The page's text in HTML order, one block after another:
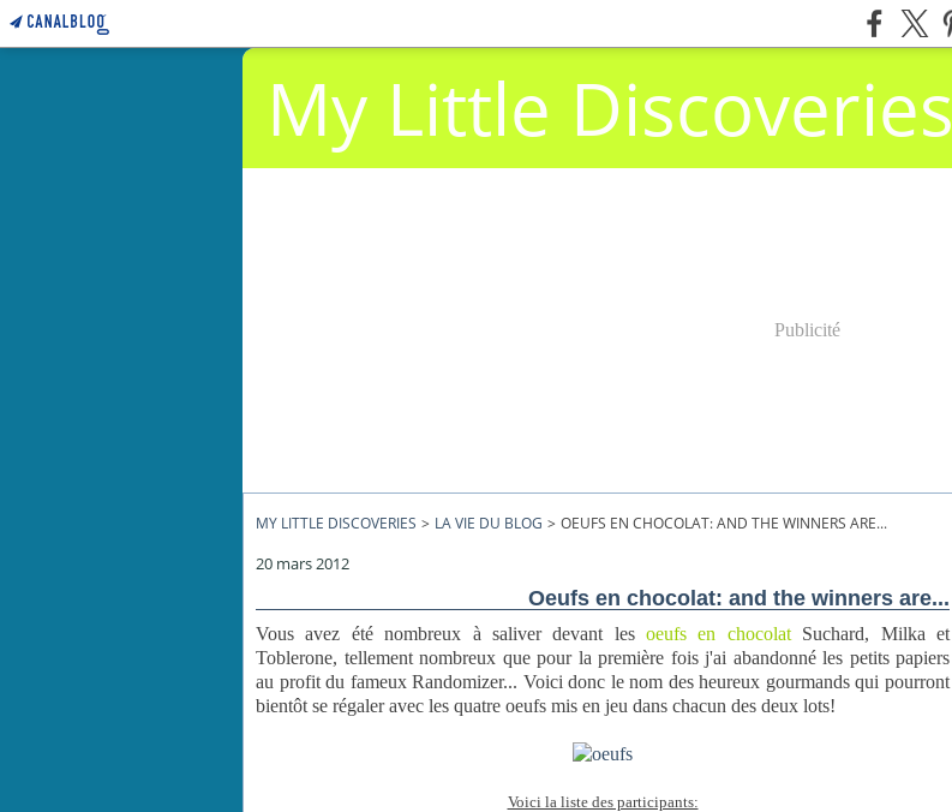
My Little Discoveries
Publicité
MY LITTLE DISCOVERIES > LA VIE DU BLOG > OEUFS EN CHOCOLAT: AND THE WINNERS ARE...
20 mars 2012
Oeufs en chocolat: and the winners are...
Vous avez été nombreux à saliver devant lesoeufs en chocolatSuchard, Milka et
Toblerone, tellement nombreux que pour la première fois j'ai abandonné les petits papiers
au profit du fameux Randomizer... Voici donc le nom des heureux gourmands qui pourront
bientôt se régaler avec les quatre oeufs mis en jeu dans chacun des deux lots!
Voici la liste des participants: